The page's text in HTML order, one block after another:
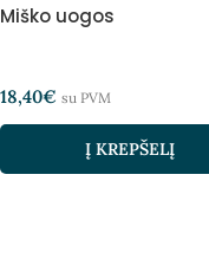
Miško uogos
18,40€ su PVM
Į KREPŠELĮ